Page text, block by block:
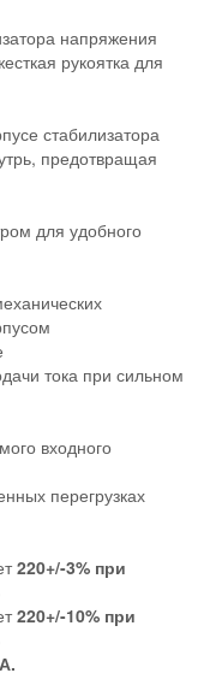
напряжения
рукоятка для
стабилизатора
предотвращая
для удобного
тока при сильном
входного
перегрузках
220+/-3% при
220+/-10% при